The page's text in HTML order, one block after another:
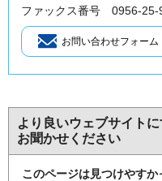
ファックス番号 0956-
より良いウェブサイト
お聞かせください
このページは見つけやすか